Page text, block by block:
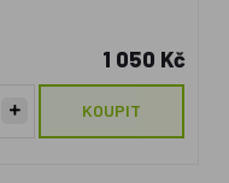
1 050 Kč
KOUPIT